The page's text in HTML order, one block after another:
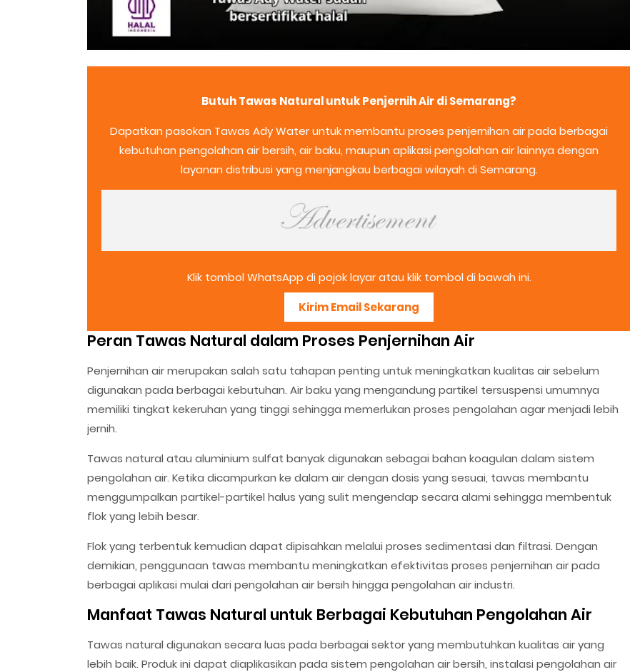
Butuh Tawas Natural untuk Penjernih Air di Semarang?
Dapatkan pasokan Tawas Ady Water untuk membantu proses penjernihan air pada berbagai
kebutuhan pengolahan air bersih, air baku, maupun aplikasi pengolahan air lainnya dengan
layanan distribusi yang menjangkau berbagai wilayah di Semarang.
Klik tombol WhatsApp di pojok layar atau klik tombol di bawah ini.
Kirim Email Sekarang
Peran Tawas Natural dalam Proses Penjernihan Air
Penjernihan air merupakan salah satu tahapan penting untuk meningkatkan kualitas air sebelum
digunakan pada berbagai kebutuhan. Air baku yang mengandung partikel tersuspensi umumnya
memiliki tingkat kekeruhan yang tinggi sehingga memerlukan proses pengolahan agar menjadi lebih
jernih.
Tawas natural atau aluminium sulfat banyak digunakan sebagai bahan koagulan dalam sistem
pengolahan air. Ketika dicampurkan ke dalam air dengan dosis yang sesuai, tawas membantu
menggumpalkan partikel-partikel halus yang sulit mengendap secara alami sehingga membentuk
flok yang lebih besar.
Flok yang terbentuk kemudian dapat dipisahkan melalui proses sedimentasi dan filtrasi. Dengan
demikian, penggunaan tawas membantu meningkatkan efektivitas proses penjernihan air pada
berbagai aplikasi mulai dari pengolahan air bersih hingga pengolahan air industri.
Manfaat Tawas Natural untuk Berbagai Kebutuhan Pengolahan Air
Tawas natural digunakan secara luas pada berbagai sektor yang membutuhkan kualitas air yang
lebih baik. Produk ini dapat diaplikasikan pada sistem pengolahan air bersih, instalasi pengolahan air